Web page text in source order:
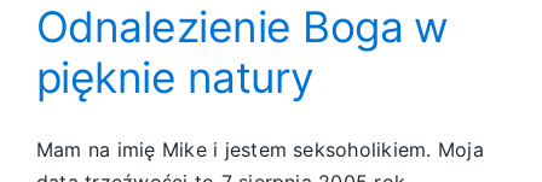
Odnalezienie Boga w
pięknie natury
Mam na imię Mike i jestem seksoholikiem. Moja